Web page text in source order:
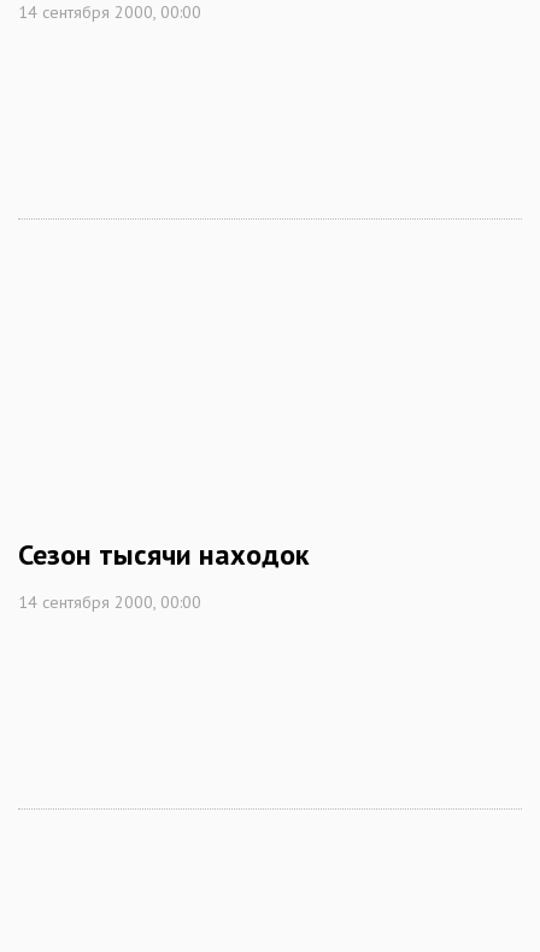
14 сентября 2000, 00:00
Сезон тысячи находок
14 сентября 2000, 00:00